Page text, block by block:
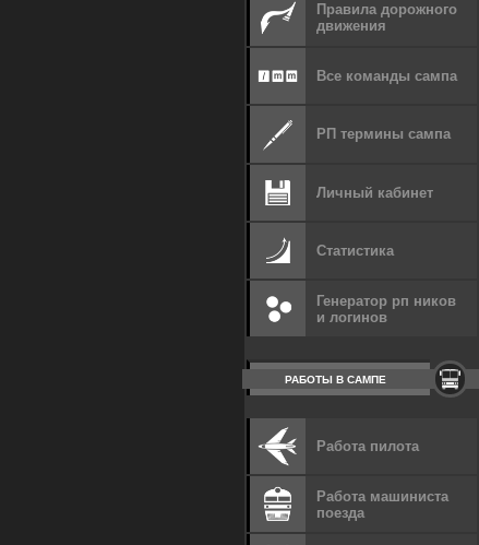
Правила дорожного
движения
Все команды сампа
РП термины сампа
Личный кабинет
Статистика
Генератор рп ников
и логинов
РАБОТЫ В САМПЕ
Работа пилота
Работа машиниста
поезда